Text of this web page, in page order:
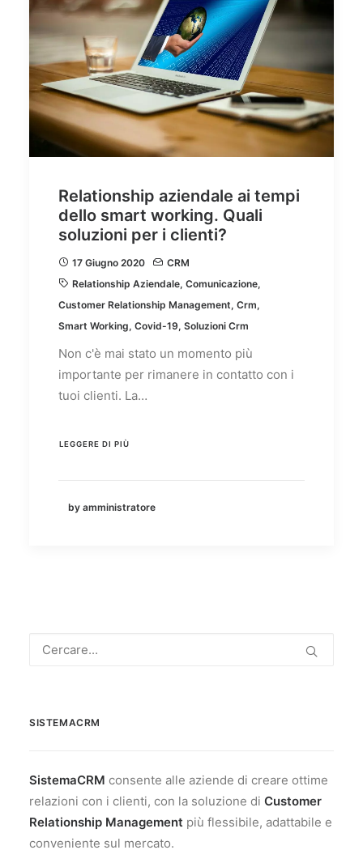
Relationship aziendale ai tempi
dello smart working. Quali
soluzioni per i clienti?
17 Giugno 2020
CRM
Relationship Aziendale, Comunicazione,
Customer Relationship Management, Crm,
Smart Working, Covid-19, Soluzioni Crm
Non c'è mai stato un momento più
importante per rimanere in contatto con i
tuoi clienti. La…
LEGGERE DI PIÙ
by amministratore
SISTEMACRM
SistemaCRM consente alle aziende di creare ottime
relazioni con i clienti, con la soluzione di Customer
Relationship Management più flessibile, adattabile e
conveniente sul mercato.